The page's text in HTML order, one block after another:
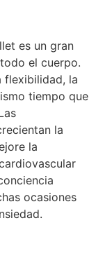
es un gran
el cuerpo.
flexibilidad, la
tiempo que
la
la
ocasiones